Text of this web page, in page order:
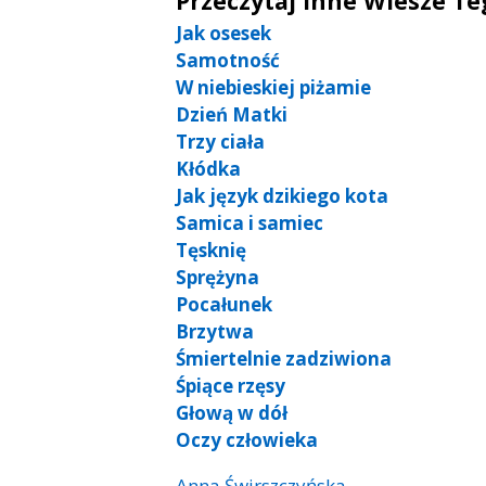
Jak osesek
Samotność
W niebieskiej piżamie
Dzień Matki
Trzy ciała
Kłódka
Jak język dzikiego kota
Samica i samiec
Tęsknię
Sprężyna
Pocałunek
Brzytwa
Śmiertelnie zadziwiona
Śpiące rzęsy
Głową w dół
Oczy człowieka